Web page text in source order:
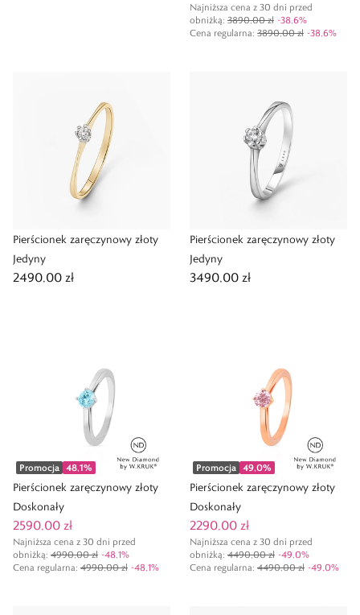
Najniższa cena z 30 dni przed
obniżką: 3890,00 zł -38,6%
Cena regularna: 3890,00 zł -38,6%
Pierścionek zaręczynowy złoty
Jedyny
2490,00 zł
Pierścionek zaręczynowy złoty
Jedyny
3490,00 zł
Promocja 48,1%
Pierścionek zaręczynowy złoty
Doskonały
2590,00 zł
Najniższa cena z 30 dni przed
obniżką: 4990,00 zł -48,1%
Cena regularna: 4990,00 zł -48,1%
Promocja 49,0%
Pierścionek zaręczynowy złoty
Doskonały
2290,00 zł
Najniższa cena z 30 dni przed
obniżką: 4490,00 zł -49,0%
Cena regularna: 4490,00 zł -49,0%